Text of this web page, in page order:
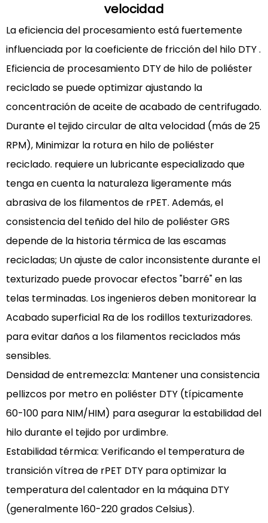
que
el
DTY
virgen?
mezclar
DTY
virgen
y
reciclado
el
mismo
tejido?
4.3
¿Cuáles
son
deniers
comunes
disponibles
para
el
poliéster
DTY?
4.4
¿El
DTY
reciclado
velocidad
La eficiencia del procesamiento está fuertemente
influenciada por lacoeficiente de fricción del hilo DTY.
Eficiencia de procesamiento DTY de hilo de poliéster
recicladose puede optimizar ajustando la
concentración de aceite de acabado de centrifugado.
Durante el tejido circular de alta velocidad (más de 25
RPM), Minimizar la rotura en hilo de poliéster
reciclado. requiere un lubricante especializado que
tenga en cuenta la naturaleza ligeramente más
abrasiva de los filamentos de rPET. Además, el
consistencia del teñido del hilo de poliéster GRS
depende de la historia térmica de las escamas
recicladas; Un ajuste de calor inconsistente durante el
texturizado puede provocar efectos "barré" en las
telas terminadas. Los ingenieros deben monitorear la
Acabado superficial Ra de los rodillos texturizadores.
para evitar daños a los filamentos reciclados más
sensibles.
Densidad de entremezcla: Mantener una consistencia
pellizcos por metro en poliéster DTY (típicamente
60-100 para NIM/HIM) para asegurar la estabilidad del
hilo durante el tejido por urdimbre.
Estabilidad térmica: Verificando el temperatura de
transición vítrea de rPET DTY para optimizar la
temperatura del calentador en la máquina DTY
(generalmente 160-220 grados Celsius).